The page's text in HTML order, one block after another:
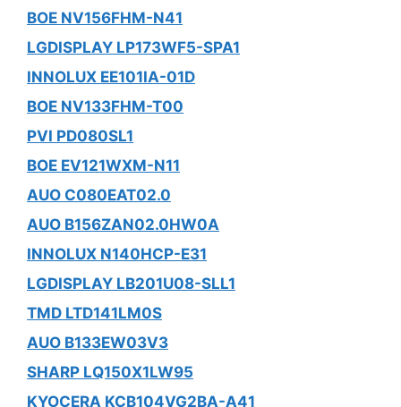
BOE NV156FHM-N41
LGDISPLAY LP173WF5-SPA1
INNOLUX EE101IA-01D
BOE NV133FHM-T00
PVI PD080SL1
BOE EV121WXM-N11
AUO C080EAT02.0
AUO B156ZAN02.0HW0A
INNOLUX N140HCP-E31
LGDISPLAY LB201U08-SLL1
TMD LTD141LM0S
AUO B133EW03V3
SHARP LQ150X1LW95
KYOCERA KCB104VG2BA-A41